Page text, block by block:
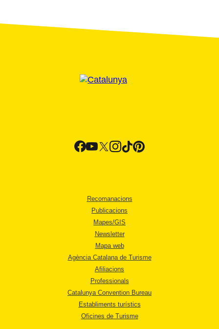
Recomanacions
Publicacions
Mapes/GIS
Newsletter
Mapa web
Agència Catalana de Turisme
Afiliacions
Professionals
Catalunya Convention Bureau
Establiments turístics
Oficines de Turisme